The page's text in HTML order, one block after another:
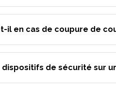
il en cas de coupure de
dispositifs de sécurité sur